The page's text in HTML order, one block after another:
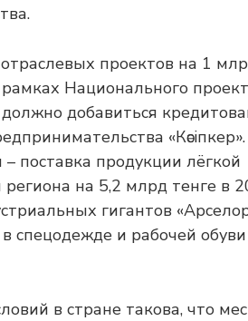
проектов на 1
Национального
добавиться
поставка продукции лёгкой
на 5,2 млрд тенге в
гигантов
спецодежде и рабочей
в стране такова, что